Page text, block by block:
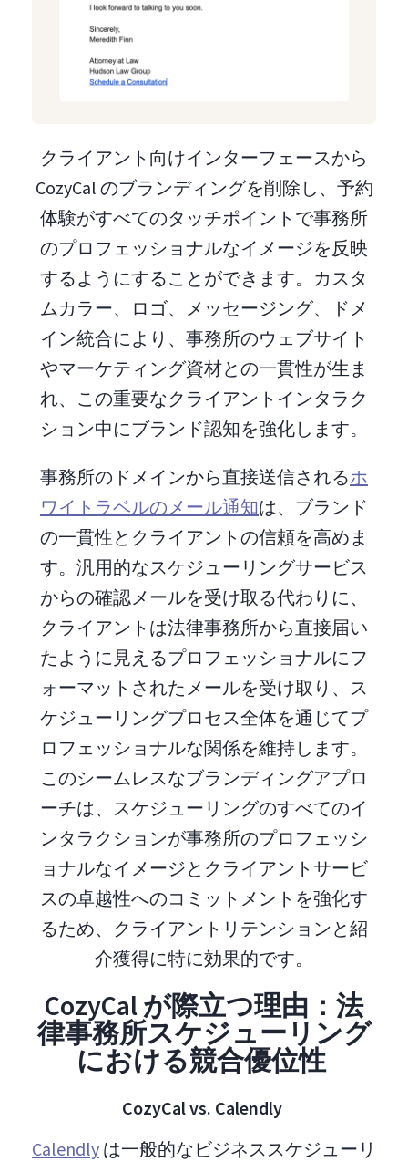
クライアント向けインターフェースから
CozyCal のブランディングを削除し、予約
体験がすべてのタッチポイントで事務所
のプロフェッショナルなイメージを反映
するようにすることができます。カスタ
ムカラー、ロゴ、メッセージング、ドメ
イン統合により、事務所のウェブサイト
やマーケティング資材との一貫性が生ま
れ、この重要なクライアントインタラク
ション中にブランド認知を強化します。
事務所のドメインから直接送信されるホ
ワイトラベルのメール通知は、ブランド
の一貫性とクライアントの信頼を高めま
す。汎用的なスケジューリングサービス
からの確認メールを受け取る代わりに、
クライアントは法律事務所から直接届い
たように見えるプロフェッショナルにフ
ォーマットされたメールを受け取り、ス
ケジューリングプロセス全体を通じてプ
ロフェッショナルな関係を維持します。
このシームレスなブランディングアプロ
ーチは、スケジューリングのすべてのイ
ンタラクションが事務所のプロフェッシ
ョナルなイメージとクライアントサービ
スの卓越性へのコミットメントを強化す
るため、クライアントリテンションと紹
介獲得に特に効果的です。
CozyCal が際立つ理由：法
律事務所スケジューリング
における競合優位性
CozyCal vs. Calendly
Calendly は一般的なビジネススケジューリ